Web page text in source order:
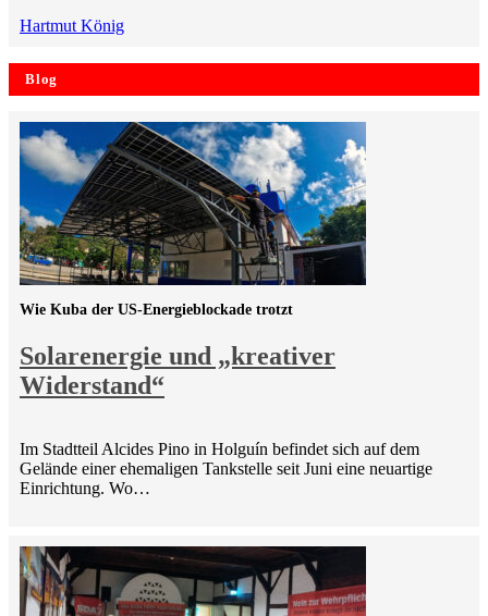
Hartmut König
Blog
Solarenergie und „kreativer
Widerstand“
Wie Kuba der US-Energieblockade trotzt
Im Stadtteil Alcides Pino in Holguín befindet sich auf dem
Gelände einer ehemaligen Tankstelle seit Juni eine neuartige
Einrichtung. Wo…